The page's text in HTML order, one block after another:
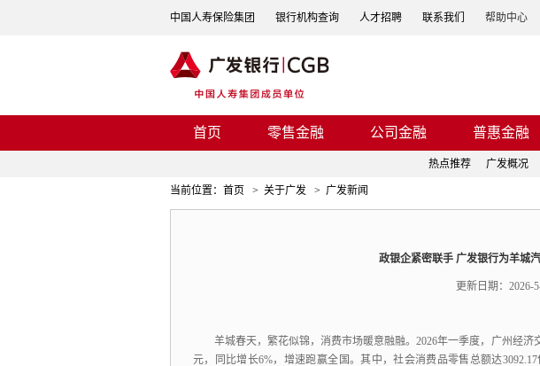
中国人寿保险集团 银行机构查询 人才招聘 联系我们 帮助中心
首页 零售金融 公司金融 普惠金融
热点推荐 广发概况
当前位置： 首页 > 关于广发 > 广发新闻
政银企紧密联手 广发银行为羊城
更新日期：2026-5
羊城春天，繁花似锦，消费市场暖意融融。2026年一季度，
广州经济
元，
同比增长6%， 增速跑赢全国。其中，社会消费品零售总额达3092.17